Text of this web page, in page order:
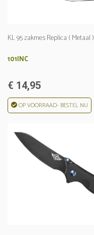
KL 95 zakmes Replica ( Metaal )
101INC
€ 14,95
OP VOORRAAD- BESTEL NU